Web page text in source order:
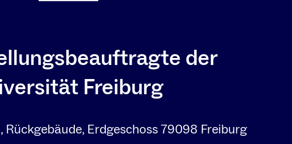
der
Freiburg
Erdgeschoss 79098 Freiburg